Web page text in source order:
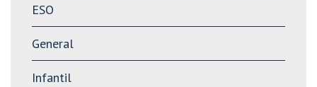
ESO
General
Infantil